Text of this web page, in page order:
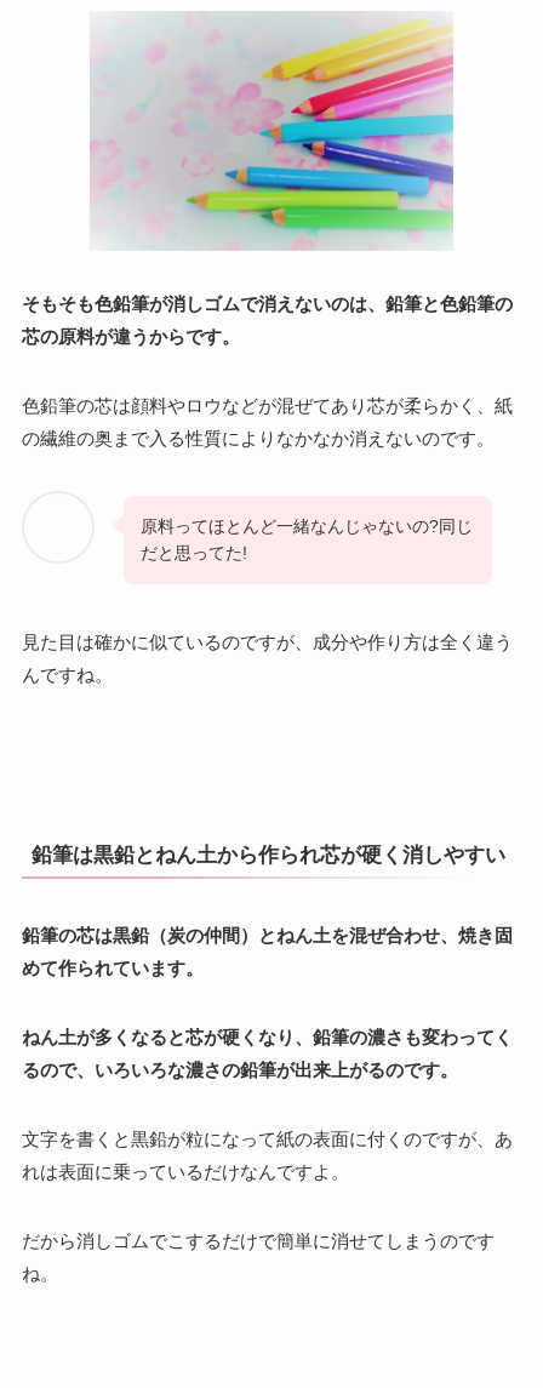
そもそも色鉛筆が消しゴムで消えないのは、鉛筆と色鉛筆の
芯の原料が違うからです。
色鉛筆の芯は顔料やロウなどが混ぜてあり芯が柔らかく、紙
の繊維の奥まで入る性質によりなかなか消えないのです。
原料ってほとんど一緒なんじゃないの?同じ
だと思ってた!
見た目は確かに似ているのですが、成分や作り方は全く違う
んですね。
鉛筆は黒鉛とねん土から作られ芯が硬く消しやすい
鉛筆の芯は黒鉛（炭の仲間）とねん土を混ぜ合わせ、焼き固
めて作られています。
ねん土が多くなると芯が硬くなり、鉛筆の濃さも変わってく
るので、いろいろな濃さの鉛筆が出来上がるのです。
文字を書くと黒鉛が粒になって紙の表面に付くのですが、あ
れは表面に乗っているだけなんですよ。
だから消しゴムでこするだけで簡単に消せてしまうのです
ね。